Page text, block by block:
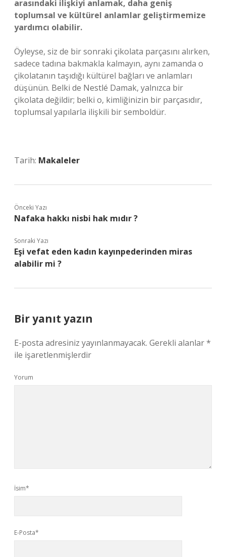
arasındaki ilişkiyi anlamak, daha geniş
toplumsal ve kültürel anlamlar geliştirmemize
yardımcı olabilir.
Öyleyse, siz de bir sonraki çikolata parçasını alırken,
sadece tadına bakmakla kalmayın, aynı zamanda o
çikolatanın taşıdığı kültürel bağları ve anlamları
düşünün. Belki de Nestlé Damak, yalnızca bir
çikolata değildir; belki o, kimliğinizin bir parçasıdır,
toplumsal yapılarla ilişkili bir semboldür.
Tarih: Makaleler
Önceki Yazı
Nafaka hakkı nisbi hak mıdır ?
Sonraki Yazı
Eşi vefat eden kadın kayınpederinden miras
alabilir mi ?
Bir yanıt yazın
E-posta adresiniz yayınlanmayacak. Gerekli alanlar*
ile işaretlenmişlerdir
Yorum
İsim*
E-Posta*